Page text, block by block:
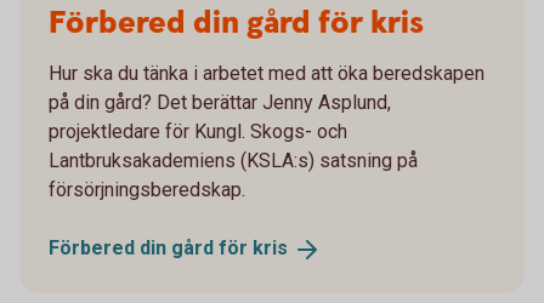
Förbered din gård för kris
Hur ska du tänka i arbetet med att öka beredskapen
på din gård? Det berättar Jenny Asplund,
projektledare för Kungl. Skogs- och
Lantbruksakademiens (KSLA:s) satsning på
försörjningsberedskap.
Förbered din gård för kris